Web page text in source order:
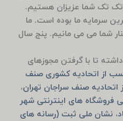
تک تک شما عزیزان هستیم.
سرمایه ما بوده است. ما
شما می می مانیم. پنج سال
تا با گرفتن مجوزهای
از اتحادیه کشوری صنف
صنف سراجان تهران،
های اینترنتی شهر
، نشان ملی ثبت (رسانه های